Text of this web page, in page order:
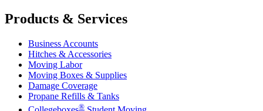
Products & Services
Business Accounts
Hitches & Accessories
Moving Labor
Moving Boxes & Supplies
Damage Coverage
Propane Refills & Tanks
®